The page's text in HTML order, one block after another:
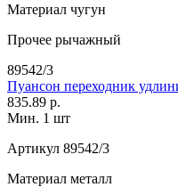
Материал чугун
Прочее рычажный
89542/3
Пуансон переходник
835.89 р.
Мин. 1 шт
Артикул 89542/3
Материал металл